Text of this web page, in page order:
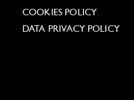
COOKIES POLICY
DATA PRIVACY POLICY